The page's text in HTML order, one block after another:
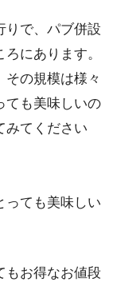
りで、パブ併設
にあります。
その規模は様々
ても美味しいの
みてください
っても美味しい
もお得なお値段